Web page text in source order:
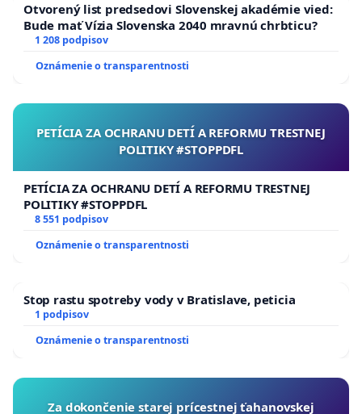
Otvorený list predsedovi Slovenskej akadémie vied:
Bude mať Vízia Slovenska 2040 mravnú chrbticu?
1 208 podpisov
Oznámenie o transparentnosti
PETÍCIA ZA OCHRANU DETÍ A REFORMU TRESTNEJ
POLITIKY #STOPPDFL
PETÍCIA ZA OCHRANU DETÍ A REFORMU TRESTNEJ
POLITIKY #STOPPDFL
8 551 podpisov
Oznámenie o transparentnosti
Stop rastu spotreby vody v Bratislave, peticia
1 podpisov
Oznámenie o transparentnosti
Za dokončenie starej prícestnej ťahanovskej